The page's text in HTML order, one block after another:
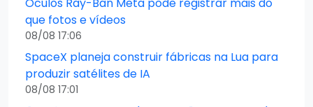
que fotos e vídeos
08/08 17:06
SpaceX planeja construir fábricas na Lua para
produzir satélites de IA
08/08 17:01